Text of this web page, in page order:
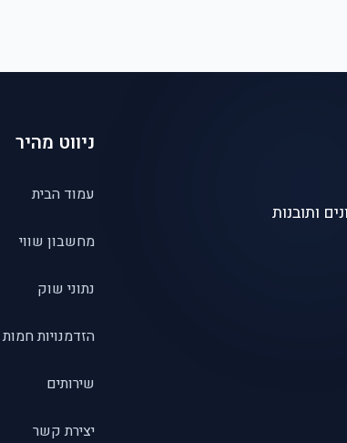
ותובנות
ניווט מהיר
עמוד הבית
מחשבון שווי
נתוני שוק
הזדמנויות חמות
שירותים
יצירת קשר